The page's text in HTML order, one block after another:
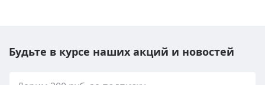
Будьте в курсе наших акций и новостей